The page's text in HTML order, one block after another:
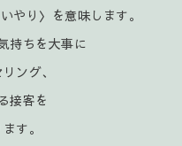
やり〉を意味します。
持ちを大事に
ング、
接客を
す。